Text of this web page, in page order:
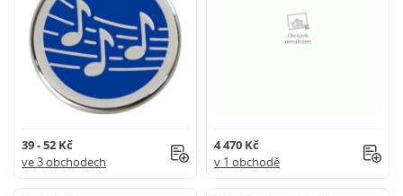
39 - 52 Kč
ve 3 obchodech
4 470 Kč
v 1 obchodě